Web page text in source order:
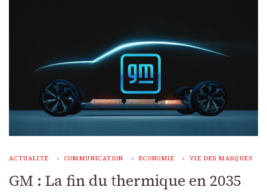
ACTUALITÉ COMMUNICATION ECONOMIE VIE DES MARQUES
GM : La fin du thermique en 2035